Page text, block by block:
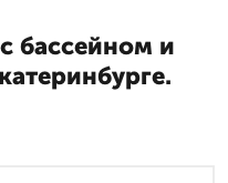
бассейном и